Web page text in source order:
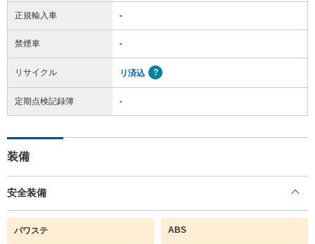
正規輸入車 -
禁煙車 -
リサイクル リ済込
定期点検記録簿 -
装備
安全装備
パワステ ABS